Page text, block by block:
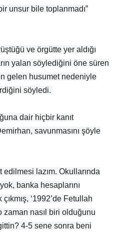
unsur bile toplanmadı”
ve örgütte yer aldığı
yalan söylediğini öne süren
gelen husumet nedeniyle
söyledi.
dair hiçbir kanıt
savunmasını şöyle
lazım. Okullarında
banka hesaplarını
çıkmış, ‘1992’de Fetullah
nasıl biri olduğunu
4-5 sene sonra beni